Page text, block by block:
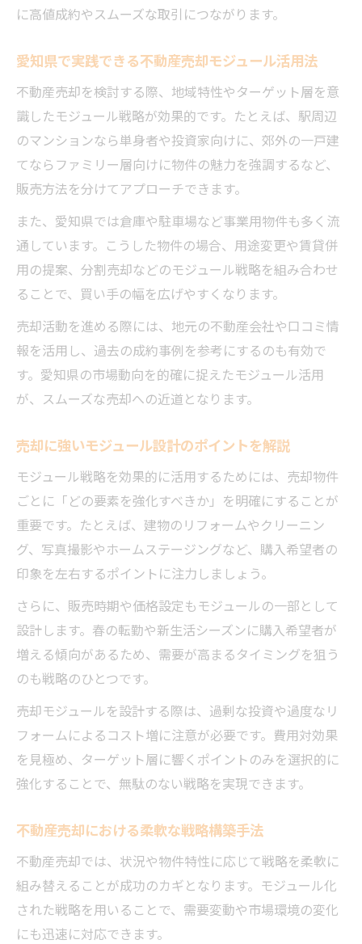
に高値成約やスムーズな取引につながります。
愛知県で実践できる不動産売却モジュール活用法
不動産売却を検討する際、地域特性やターゲット層を意
識したモジュール戦略が効果的です。たとえば、駅周辺
のマンションなら単身者や投資家向けに、郊外の一戸建
てならファミリー層向けに物件の魅力を強調するなど、
販売方法を分けてアプローチできます。
また、愛知県では倉庫や駐車場など事業用物件も多く流
通しています。こうした物件の場合、用途変更や賃貸併
用の提案、分割売却などのモジュール戦略を組み合わせ
ることで、買い手の幅を広げやすくなります。
売却活動を進める際には、地元の不動産会社や口コミ情
報を活用し、過去の成約事例を参考にするのも有効で
す。愛知県の市場動向を的確に捉えたモジュール活用
が、スムーズな売却への近道となります。
売却に強いモジュール設計のポイントを解説
モジュール戦略を効果的に活用するためには、売却物件
ごとに「どの要素を強化すべきか」を明確にすることが
重要です。たとえば、建物のリフォームやクリーニン
グ、写真撮影やホームステージングなど、購入希望者の
印象を左右するポイントに注力しましょう。
さらに、販売時期や価格設定もモジュールの一部として
設計します。春の転勤や新生活シーズンに購入希望者が
増える傾向があるため、需要が高まるタイミングを狙う
のも戦略のひとつです。
売却モジュールを設計する際は、過剰な投資や過度なリ
フォームによるコスト増に注意が必要です。費用対効果
を見極め、ターゲット層に響くポイントのみを選択的に
強化することで、無駄のない戦略を実現できます。
不動産売却における柔軟な戦略構築手法
不動産売却では、状況や物件特性に応じて戦略を柔軟に
組み替えることが成功のカギとなります。モジュール化
された戦略を用いることで、需要変動や市場環境の変化
にも迅速に対応できます。